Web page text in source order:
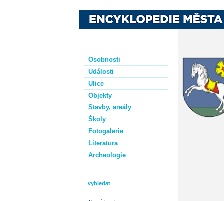
Osobnosti
Události
Ulice
Objekty
Stavby, areály
Školy
Fotogalerie
Literatura
Archeologie